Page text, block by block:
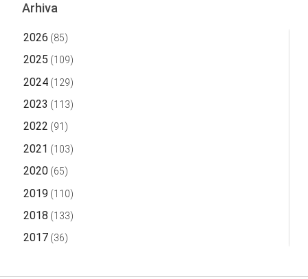
Arhiva
2026 (85)
2025 (109)
2024(129)
2023 (113)
2022 (91)
2021 (103)
2020(65)
2019 (110)
2018 (133)
2017(36)